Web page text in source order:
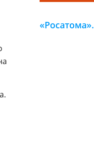
«Росатома».